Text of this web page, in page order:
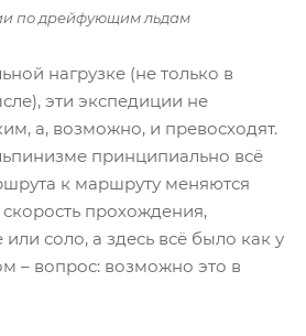
по дрейфующим льдам
нагрузке (не только в
эти экспедиции не
а, возможно, и превосходят.
принципиально всё
к маршруту меняются
прохождения,
соло, а здесь всё было как у
– вопрос: возможно это в